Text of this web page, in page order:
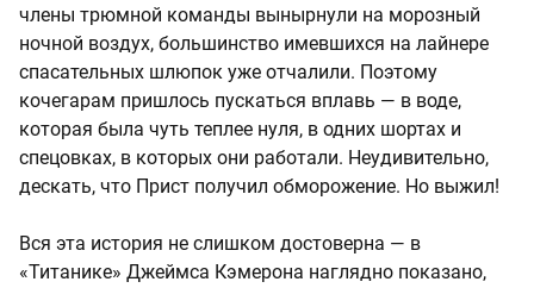
члены трюмной команды вынырнули на морозный
ночной воздух, большинство имевшихся на лайнере
спасательных шлюпок уже отчалили. Поэтому
кочегарам пришлось пускаться вплавь — в воде,
которая была чуть теплее нуля, в одних шортах и
спецовках, в которых они работали. Неудивительно,
дескать, что Прист получил обморожение. Но выжил!
Вся эта история не слишком достоверна — в
«Титанике» Джеймса Кэмерона наглядно показано,